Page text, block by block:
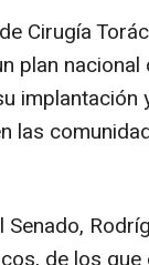
Cirugía
plan
implantación
las